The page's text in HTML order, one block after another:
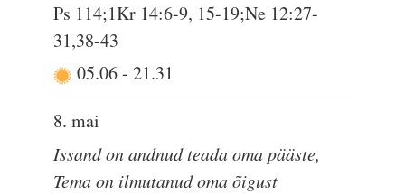
Ps 114;1Kr 14:6-9, 15-19;Ne 12:27-
31,38-43
05.06-21.31
8. mai
Issand on andnud teada oma pääste,
Tema on ilmutanud oma õigust